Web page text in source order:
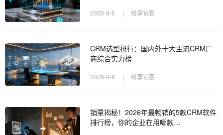
2026-8-6 | 纷享销客
CRM选型排行：国内外十大主流CRM厂
商综合实力榜
2026-8-6 | 纷享销客
销量揭秘！2026年最畅销的5款CRM软件
排行榜，你的企业在用哪款…